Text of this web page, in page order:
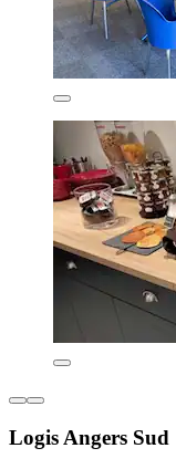
Logis Angers Sud